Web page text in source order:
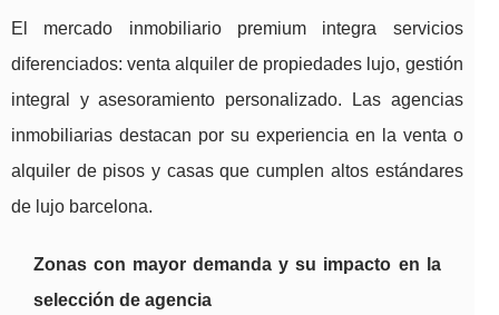
El mercado inmobiliario premium integra servicios
diferenciados: venta alquiler de propiedades lujo, gestión
integral y asesoramiento personalizado. Las agencias
inmobiliarias destacan por su experiencia en la venta o
alquiler de pisos y casas que cumplen altos estándares
de lujo barcelona.
Zonas con mayor demanda y su impacto en la
selección de agencia